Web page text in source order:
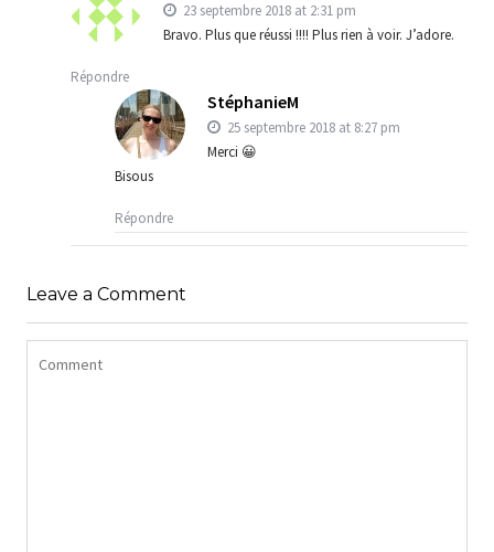
23 septembre 2018 at 2:31 pm
Bravo. Plus que réussi !!!! Plus rien à voir. J’adore.
Répondre
StéphanieM
25 septembre 2018 at 8:27 pm
Merci 😀
Bisous
Répondre
Leave a Comment